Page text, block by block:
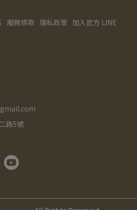
服務條款 隱私政策 加入官方 LINE
路5號